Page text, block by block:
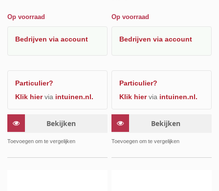
Op voorraad
Bedrijven via account
Particulier?
Klik hiervia intuinen.nl.
Bekijken
Toevoegen om te vergelijken
Op voorraad
Bedrijvenvia account
Particulier?
Klik hiervia intuinen.nl.
Bekijken
Toevoegen om te vergelijken